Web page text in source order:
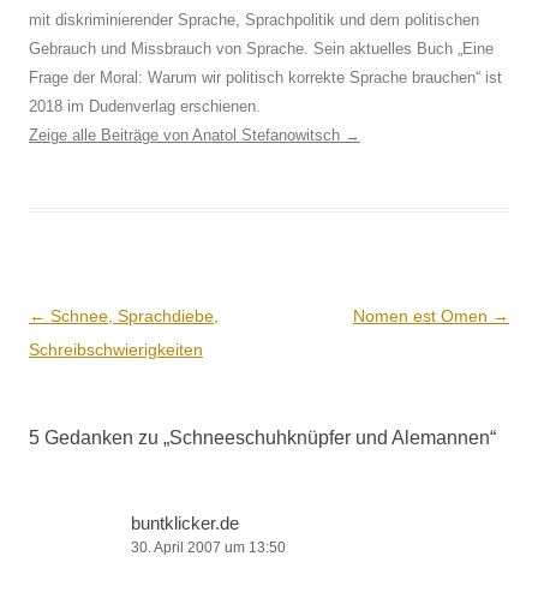
mit diskriminierender Sprache, Sprachpolitik und dem politischen
Gebrauch und Missbrauch von Sprache. Sein aktuelles Buch „Eine
Frage der Moral: Warum wir politisch korrekte Sprache brauchen“ ist
2018 im Dudenverlag erschienen.
Zeige alle Beiträge von Anatol Stefanowitsch →
Beitrags-
Navigation
← Schnee, Sprachdiebe,
Schreibschwierigkeiten
Nomen est Omen →
5 Gedanken zu „Schneeschuhknüpfer und Alemannen“
buntklicker.de
30. April 2007 um 13:50